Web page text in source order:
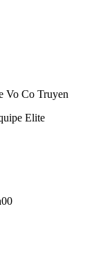
Vo Co Truyen
Elite